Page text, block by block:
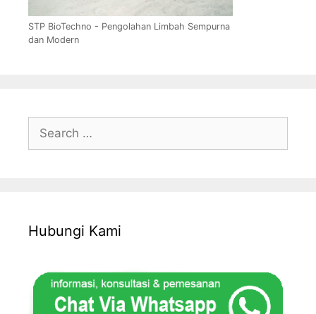
STP BioTechno - Pengolahan Limbah Sempurna
dan Modern
Search
for:
Hubungi Kami